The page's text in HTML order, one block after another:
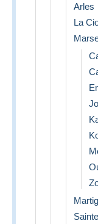
Arles
La